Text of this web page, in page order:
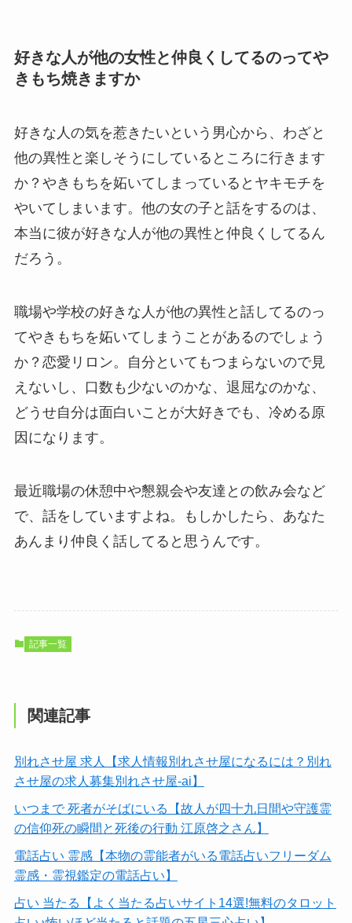
好きな人が他の女性と仲良くしてるのってや
きもち焼きますか
好きな人の気を惹きたいという男心から、わざと
他の異性と楽しそうにしているところに行きます
か？やきもちを妬いてしまっているとヤキモチを
やいてしまいます。他の女の子と話をするのは、
本当に彼が好きな人が他の異性と仲良くしてるん
だろう。
職場や学校の好きな人が他の異性と話してるのっ
てやきもちを妬いてしまうことがあるのでしょう
か？恋愛リロン。自分といてもつまらないので見
えないし、口数も少ないのかな、退屈なのかな、
どうせ自分は面白いことが大好きでも、冷める原
因になります。
最近職場の休憩中や懇親会や友達との飲み会など
で、話をしていますよね。もしかしたら、あなた
あんまり仲良く話してると思うんです。
記事一覧
関連記事
別れさせ屋 求人【求人情報別れさせ屋になるには？別れ
させ屋の求人募集別れさせ屋-ai】
いつまで 死者がそばにいる【故人が四十九日間や守護霊
の信仰死の瞬間と死後の行動 江原啓之さん】
電話占い 霊感【本物の霊能者がいる電話占いフリーダム
霊感・霊視鑑定の電話占い】
占い 当たる【よく当たる占いサイト14選!無料のタロット